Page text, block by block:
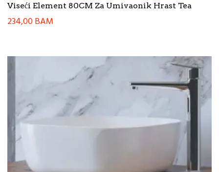
Viseći Element 80CM Za Umivaonik Hrast Tea
234,00BAM